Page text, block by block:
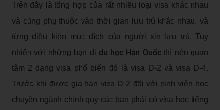
Trên đây là tổng hợp của rất nhiều loại visa khác nhau
và cũng phụ thuộc vào thời gian lưu trú khác nhau, và
từng điều kiện mục đích của người xin lưu trú. Tuy
nhiên với những bạn đi du học Hàn Quốcthì nên quan
tâm 2 dạng visa phổ biến đó là visa D-2 và visa D-4.
Trước khi được gia hạn visa D-2 đối với sinh viên học
chuyên ngành chính quy các bạn phải có visa học tiếng